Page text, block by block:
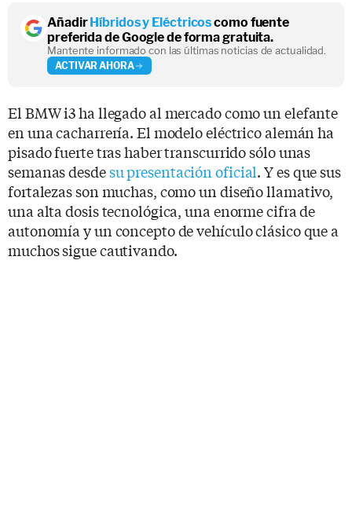
AñadirHíbridos y Eléctricoscomo fuente
preferida de Google de forma gratuita.
Mantente informado con las últimas noticias de actualidad.
ACTIVAR AHORA
El BMW i3 ha llegado al mercado como un elefante
en una cacharrería. El modelo eléctrico alemán ha
pisado fuerte tras haber transcurrido sólo unas
semanas desdesu presentación oficial. Y es que sus
fortalezas son muchas, como un diseño llamativo,
una alta dosis tecnológica, una enorme cifra de
autonomía y un concepto de vehículo clásico que a
muchos sigue cautivando.